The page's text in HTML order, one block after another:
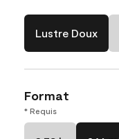
Lustre Doux
Format
* Requis